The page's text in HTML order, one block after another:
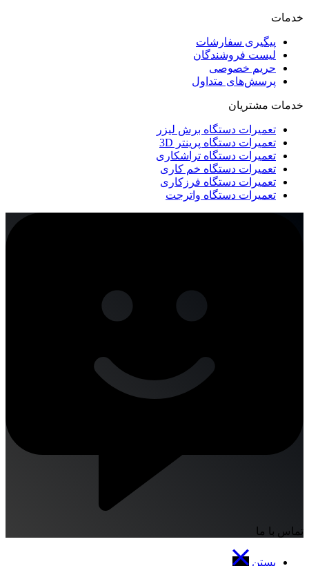
خدمات
پیگیری سفارشات
لیست فروشندگان
حریم خصوصی
پرسش‌های متداول
خدمات مشتریان
تعمیرات دستگاه برش لیزر
تعمیرات دستگاه پرینتر 3D
تعمیرات دستگاه تراشکاری
تعمیرات دستگاه خم کاری
تعمیرات دستگاه فرزکاری
تعمیرات دستگاه واترجت
تماس با ما
بستن